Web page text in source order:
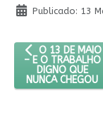
Publicado: 13
ARTIGO
O 13 DE MAIO
– E O TRABALHO
DIGNO QUE
NUNCA CHEGOU